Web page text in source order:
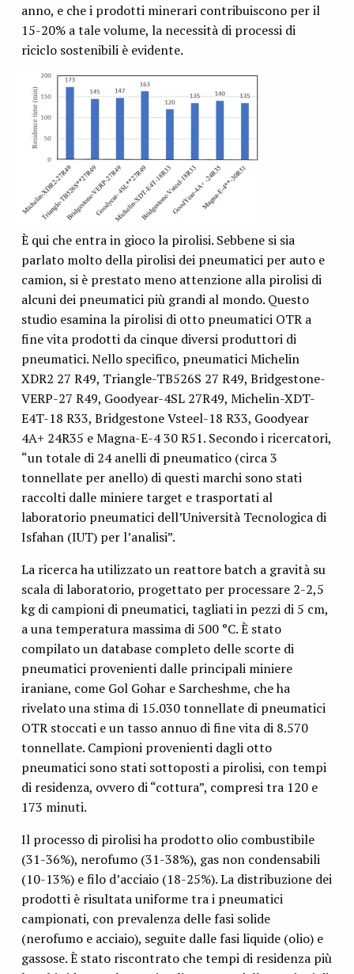
anno, e che i prodotti minerari contribuiscono per il
15-20% a tale volume, la necessità di processi di
riciclo sostenibili è evidente.
È qui che entra in gioco la pirolisi. Sebbene si sia
parlato molto della pirolisi dei pneumatici per auto e
camion, si è prestato meno attenzione alla pirolisi di
alcuni dei pneumatici più grandi al mondo. Questo
studio esamina la pirolisi di otto pneumatici OTR a
fine vita prodotti da cinque diversi produttori di
pneumatici. Nello specifico, pneumatici Michelin
XDR2 27 R49, Triangle-TB526S 27 R49, Bridgestone-
VERP-27 R49, Goodyear-4SL 27R49, Michelin-XDT-
E4T-18 R33, Bridgestone Vsteel-18 R33, Goodyear
4A+ 24R35 e Magna-E-4 30 R51. Secondo i ricercatori,
“un totale di 24 anelli di pneumatico (circa 3
tonnellate per anello) di questi marchi sono stati
raccolti dalle miniere target e trasportati al
laboratorio pneumatici dell’Università Tecnologica di
Isfahan (IUT) per l’analisi”.
La ricerca ha utilizzato un reattore batch a gravità su
scala di laboratorio, progettato per processare 2-2,5
kg di campioni di pneumatici, tagliati in pezzi di 5 cm,
a una temperatura massima di 500 °C. È stato
compilato un database completo delle scorte di
pneumatici provenienti dalle principali miniere
iraniane, come Gol Gohar e Sarcheshme, che ha
rivelato una stima di 15.030 tonnellate di pneumatici
OTR stoccati e un tasso annuo di fine vita di 8.570
tonnellate. Campioni provenienti dagli otto
pneumatici sono stati sottoposti a pirolisi, con tempi
di residenza, ovvero di “cottura”, compresi tra 120 e
173 minuti.
Il processo di pirolisi ha prodotto olio combustibile
(31-36%), nerofumo (31-38%), gas non condensabili
(10-13%) e filo d’acciaio (18-25%). La distribuzione dei
prodotti è risultata uniforme tra i pneumatici
campionati, con prevalenza delle fasi solide
(nerofumo e acciaio), seguite dalle fasi liquide (olio) e
gassose. È stato riscontrato che tempi di residenza più